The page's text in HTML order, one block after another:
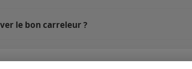
le bon carreleur ?